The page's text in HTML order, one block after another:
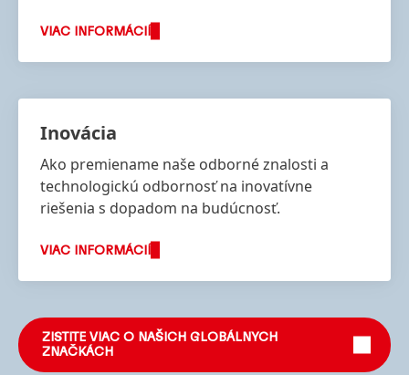
VIAC INFORMÁCIÍ
Inovácia
Ako premiename naše odborné znalosti a
technologickú odbornosť na inovatívne
riešenia s dopadom na budúcnosť.
VIAC INFORMÁCIÍ
ZISTITE VIAC O NAŠICH GLOBÁLNYCH
ZNAČKÁCH